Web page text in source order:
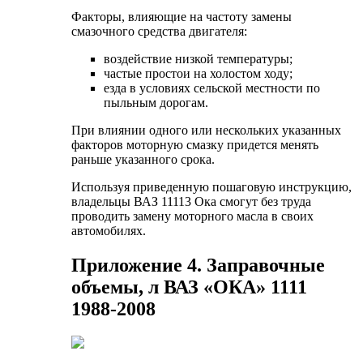
Факторы, влияющие на частоту замены
смазочного средства двигателя:
воздействие низкой температуры;
частые простои на холостом ходу;
езда в условиях сельской местности по
пыльным дорогам.
При влиянии одного или нескольких указанных
факторов моторную смазку придется менять
раньше указанного срока.
Используя приведенную пошаговую инструкцию,
владельцы ВАЗ 11113 Ока смогут без труда
проводить замену моторного масла в своих
автомобилях.
Приложение 4. Заправочные
объемы, л ВАЗ «ОКА» 1111
1988-2008